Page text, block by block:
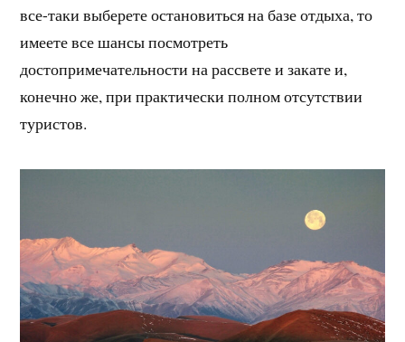
все-таки выберете остановиться на базе отдыха, то
имеете все шансы посмотреть
достопримечательности на рассвете и закате и,
конечно же, при практически полном отсутствии
туристов.